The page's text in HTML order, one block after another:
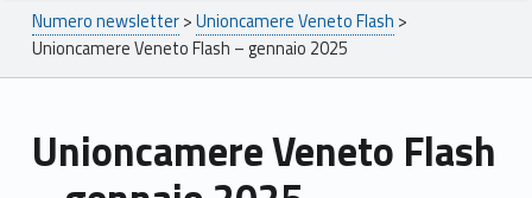
Breadcrumbs navigation
Numero newsletter>Unioncamere Veneto Flash >
Unioncamere Veneto Flash – gennaio 2025
Unioncamere Veneto Flash